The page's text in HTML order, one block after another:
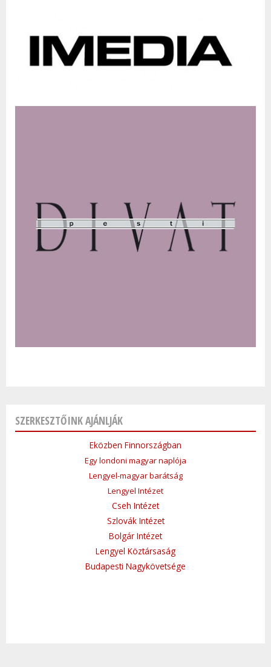
SZERKESZTŐINK AJÁNLJÁK
Eközben Finnországban
Egy londoni magyar naplója
Lengyel-magyar barátság
Lengyel Intézet
Cseh Intézet
Szlovák Intézet
Bolgár Intézet
Lengyel Köztársaság
Budapesti Nagykövetsége